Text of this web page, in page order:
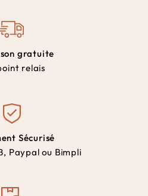
gratuite
relais
Sécurisé
Paypal ou Bimpli